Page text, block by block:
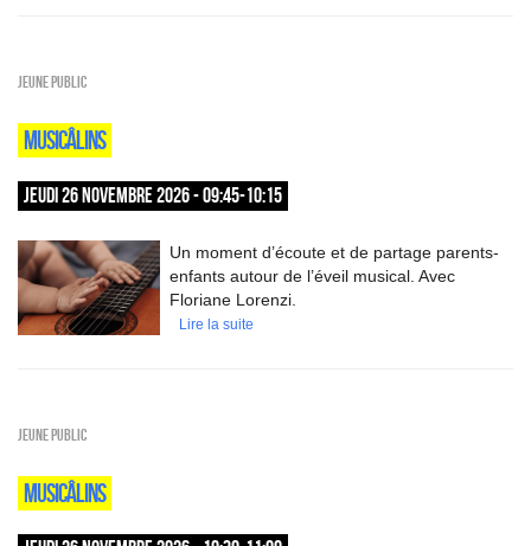
Jeune public
MUSICÂLINS
JEUDI 26 NOVEMBRE 2026 - 09:45-10:15
Un moment d’écoute et de partage parents-
enfants autour de l’éveil musical. Avec
Floriane Lorenzi.
Lire la suite
Jeune public
MUSICÂLINS